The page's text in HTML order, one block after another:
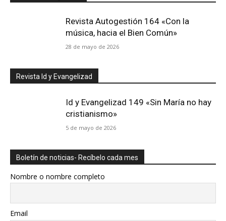
Revista Autogestión 164 «Con la
música, hacia el Bien Común»
28 de mayo de 2026
Revista Id y Evangelizad
Id y Evangelizad 149 «Sin María no hay
cristianismo»
5 de mayo de 2026
Boletín de noticias- Recíbelo cada mes
Nombre o nombre completo
Email